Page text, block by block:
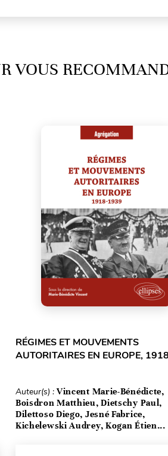
VOUS
RÉGIMES ET MOUVEMENTS
AUTORITAIRES EN EUROPE,
Auteur(s) : Vincent Marie-Bénédicte,
Boisdron Matthieu, Dietschy Paul,
Dilettoso Diego, Jesné Fabrice,
Kichelewski Audrey, Kogan Étien...